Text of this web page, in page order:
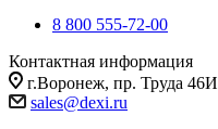
8 800 555-72-00
Контактная информация
г.Воронеж, пр. Труда 46И
sales@dexi.ru